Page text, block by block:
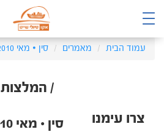
עמוד הבית מאמרים סין • מאי 2010
/ המלצות
צרו עימנו
סין • מאי 2010